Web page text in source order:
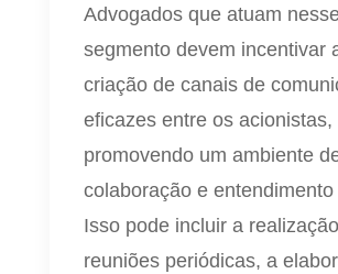
Advogados que atuam
segmento devem incentivar
criação de canais de
eficazes entre os acionistas,
promovendo um ambiente
colaboração e entendimento
Isso pode incluir a
reuniões periódicas, a